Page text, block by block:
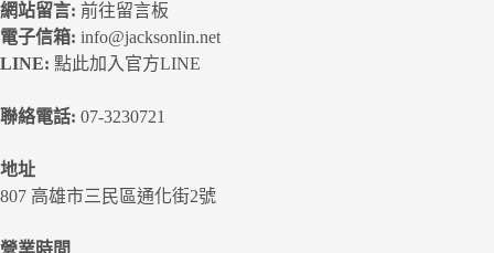
網站留言: 前往留言板
電子信箱: info@jacksonlin.net
LINE: 點此加入官方LINE
聯絡電話: 07-3230721
地址
807 高雄市三民區通化街2號
營業時間